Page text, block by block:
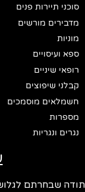
סוכני תיירות פנים
מדבירים מורשים
מוניות
ספא ועיסויים
רופאי שיניים
קבלני שיפוצים
חשמלאים מוסמכים
מספרות
נגרים ונגריות
שבחרתם לגלוש